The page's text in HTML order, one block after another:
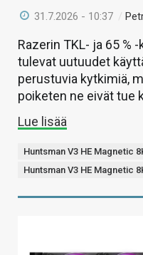
31.7.2026 - 10:37 /
Razerin TKL- ja 65 %
tulevat uutuudet
perustuvia kytkimiä,
poiketen ne eivät tue
Lue lisää
Huntsman V3 HE Magnetic
Huntsman V3 HE Magnetic